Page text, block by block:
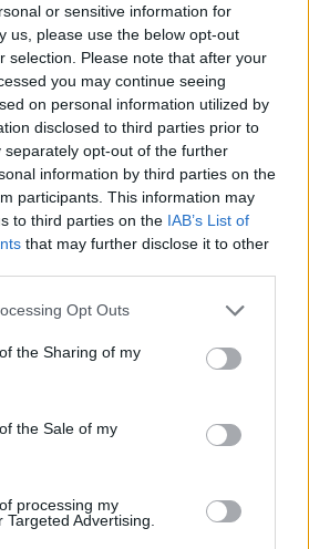
or sensitive information for
us, please use the below opt-out
selection. Please note that after your
you may continue seeing
on personal information utilized by
disclosed to third parties prior to
separately opt-out of the further
information by third parties on the
participants. This information may
to third parties on the IAB’s List of
that may further disclose it to other
app uses one or more Google
or usage behaviour. You may click to
Google and its third-party tags to
specified purposes in below Google
Opt Outs
the Sharing of my
the Sale of my
processing my
Advertising.
ocular y
natural que…